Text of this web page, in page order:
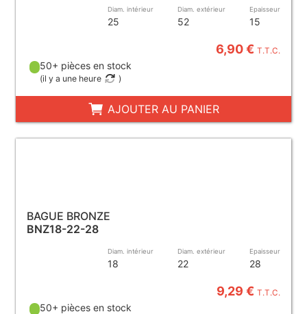
Diam. intérieur
25
Diam. extérieur
52
Epaisseur
15
6,90 €T.T.C.
50+ pièces en stock
(il y a une heure )
AJOUTER AU PANIER
BAGUE BRONZE
BNZ18-22-28
Diam. intérieur
18
Diam. extérieur
22
Epaisseur
28
9,29 €T.T.C.
50+ pièces en stock